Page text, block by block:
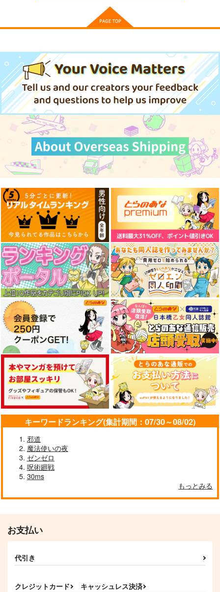
カート
加賀 飛龍
カート
トンブリ
明石 大淀
カート
艦これプロレス 四方
山話２
Mystic Lab
660円（税込）
艦隊これくしょん-艦これ-
暁
空母ヲ級
サンプル
カート
艦これプロレス24
Mystic Lab
2,200 円（税込）
艦隊これくしょん-艦これ-
天龍
那珂
サンプル
カート
去年ルノアール鎮守府
で～
Paradise of Thunder
～
小書会
550円（税込）
艦隊これくしょん-艦これ-
電
サンプル
カート
妙齢型重巡伝 残念だ
よ!!足柄さん(48)
HYPER BRAND
円 （税込）
ボクカワウソ戦隊ビッ
クセブン
I/RO
サンプル
行けない。
きりしまーと
605円（税込）
サンプル
作品詳細
キーワードランキング(集計期間：07/30～08/02)
邪道
魔法使いの夜
ゼンゼロ
呪術廻戦
30ms
もっとみる
お支払い
代引き
クレジットカード キャッシュレス決済